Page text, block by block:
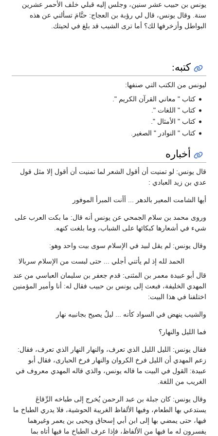
يونس بن حبيب عشر سنين، وجلس إليه قبلي خلف الأحمر عشرين
سنة. وقال يونس، قال لي رؤبة بن العجاج: حتَّامَ تسألني عن هذه
البواطل وأزخرفها لك؟ أما ترى الشيب قد بلغ في لحيتك.
كتبه:
ليونس من الكتب التي صنفها:
كتاب " معاني القرآن الكريم ".
كتاب " اللغات ".
كتاب " الأمثال ".
كتاب " النوادر " الصغير.
أخباره
قال يونس: لو تمنيت أن أقول الشعر لما تمنيت أن أقول إلا مثل قول
عدي بن زيد العبادي :
أيها الشامت المعير بالدهر ... أأنت المبرأ الموفور
وروى محمد بن سلام الجمحي عن يونس أنه قال: ما بكت العرب على
شيء في أشعارها كبكائها على الشباب، وما بلغت كنهه.
وقال يونس: لم يقل لبيد في الإسلام سوى بيت واحد وهو:
الحمد لله إذ لم يأتني أجلي ... حتى لبست من الإسلام سربالا
قال أبو عبيدة معمر بن المثنى: قدم جعفر بن سليمان العباسي من عند
المهدي الخليفة، فبعث إلى يونس بن حبيب فقال له: أنا وأمير المؤمنين
اختلفنا في هذا البيت:
والشيب ينهض في السواد كأنه ... ليلٌ يصيح بجانبيه نهار
فما الليل والنهار؟
فقال يونس: الليل الليل الذي تعرف، والنهار النهار الذي تعرف، فقال:
زعم المهدي أن الليل فرخ الكروان والنهار فرخ الحبارى، فقال أبو
عبيدة: القول في البيت ما قاله يونس، والذي قاله المهدي معروف في
الغريب من اللغة.
وقال يونس: كان جبلة بن عبد الرحمن يُخرج إلى طباخه الرِّقاعَ
يستدعي بها الطعام، وفيها الألفاظ الغريبة الحوشية، فلا يدري الطباخ ما
فيها، حتى يمضي بها إلى ابن أبي إسحاق ويحيى بن يعمر وغيرهما
يفسرون له ما فيها من الألفاظ، فإذا عرف الطباخ ما فيها أتاه بما